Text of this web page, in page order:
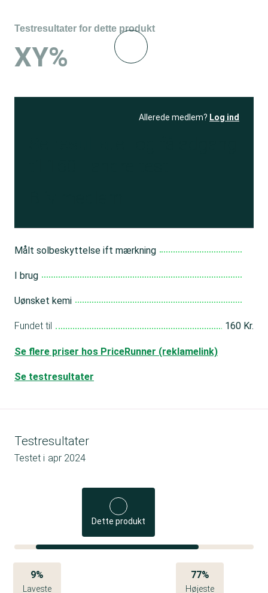
Testresultater for dette produkt
XY%
Allerede medlem? Log ind
Målt solbeskyttelse ift mærkning
I brug
Uønsket kemi
Fundet til 160 Kr.
Se flere priser hos PriceRunner (reklamelink)
Se testresultater
Testresultater
Testet i apr 2024
Dette produkt
9%
Laveste
77%
Højeste